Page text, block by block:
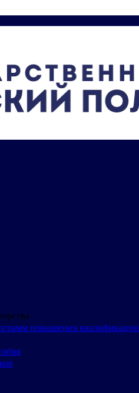
повышения квалификации